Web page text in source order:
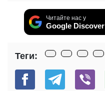
Читайте нас у
Google Discover
Теги: